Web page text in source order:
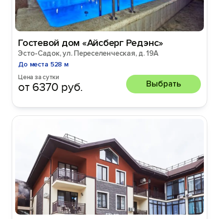
Гостевой дом «Айсберг Редэнс»
Эсто-Садок, ул. Переселенческая, д. 19А
До места 528 м
Цена за сутки
от 6370 руб. Выбрать